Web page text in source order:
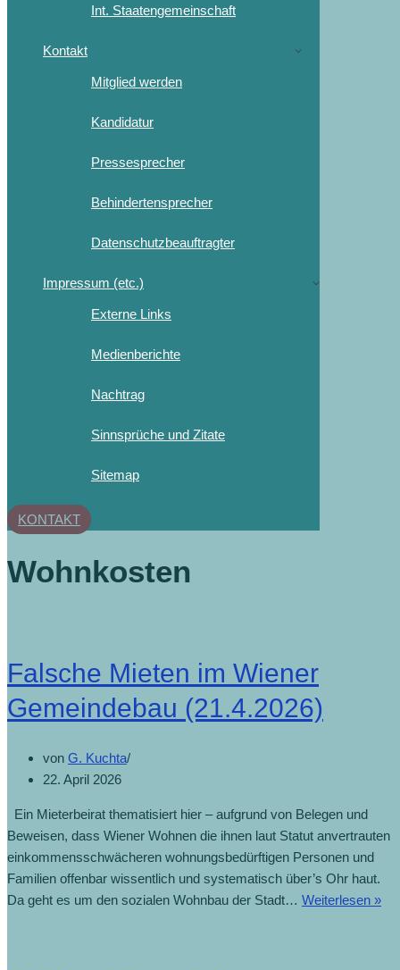
Int. Staatengemeinschaft
Kontakt
Mitglied werden
Kandidatur
Pressesprecher
Behindertensprecher
Datenschutzbeauftragter
Impressum (etc.)
Externe Links
Medienberichte
Nachtrag
Sinnsprüche und Zitate
Sitemap
KONTAKT
Wohnkosten
Falsche Mieten im Wiener
Gemeindebau (21.4.2026)
von G. Kuchta
22. April 2026
Ein Mieterbeirat thematisiert hier – aufgrund von Belegen und
Beweisen, dass Wiener Wohnen die ihnen laut Statut anvertrauten
einkommensschwächeren wohnungsbedürftigen Personen und
Familien offenbar wissentlich und systematisch über’s Ohr haut.
Da geht es um den sozialen Wohnbau der Stadt… Weiterlesen »